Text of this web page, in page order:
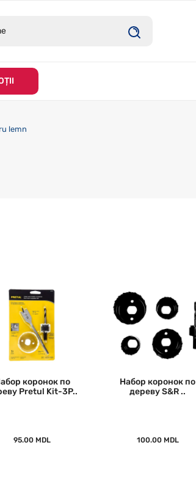
lemn
коронок по
Pretul Kit-3P..
95.00 MDL
Набор коронок по
дереву S&R ..
100.00 MDL